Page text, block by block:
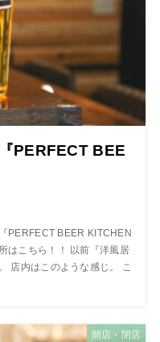
PERFECT BEE
PERFECT BEER KITCHEN
はこちら！！ 以前『洋風居
店内はこのような感じ。 こ
開店・閉店